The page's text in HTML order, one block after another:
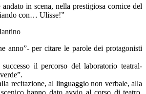
in scena, nella prestigiosa cornice del
con… Ulisse!”
anno”- per citare le parole dei protagonisti
il percorso del laboratorio teatral-
recitazione, al linguaggio non verbale, alla